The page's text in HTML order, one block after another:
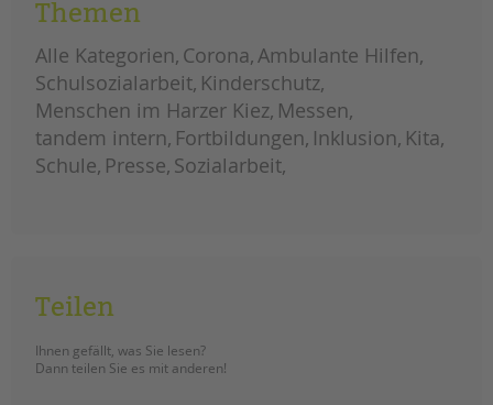
PRESSE
Magazin
KONTAKT
Impressum
Hinweisgebersystem
Themen
Alle Kategorien Corona Ambulante Hilfen
Schulsozialarbeit Kinderschutz
Menschen im Harzer Kiez Messen
tandem intern Fortbildungen Inklusion Kita
Schule Presse Sozialarbeit
Teilen
Ihnen gefällt, was Sie lesen?
Dann teilen Sie es mit anderen!